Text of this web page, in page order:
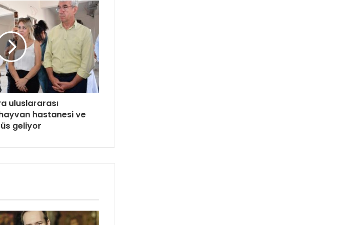
uluslararası
hastanesi ve
geliyor